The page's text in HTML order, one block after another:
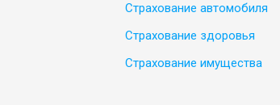
Страхование автомобиля
Страхование здоровья
Страхование имущества